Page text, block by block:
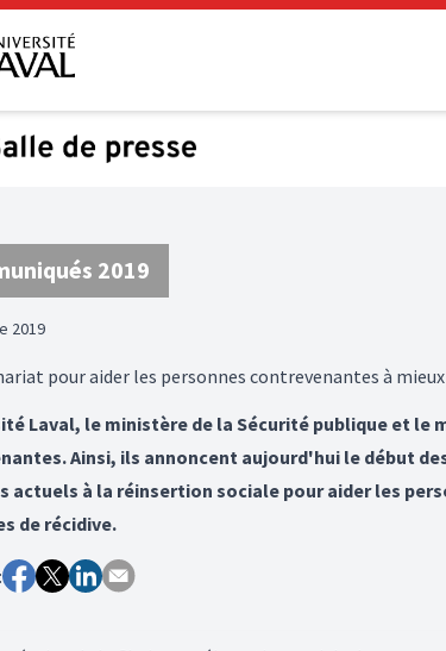
2019
2019
pour aider les personnes contrevenantes à
Laval, le ministère de la Sécurité publique et
Ainsi, ils annoncent aujourd'hui le début
actuels à la réinsertion sociale pour aider les
de récidive.